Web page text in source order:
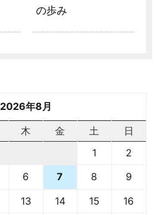
の歩み
2026年8月
木 金 土
日
1
2
6 7 8
9
13 14 15 16